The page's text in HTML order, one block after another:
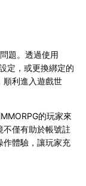
題。透過使用
定，或更換綁定的
順利進入遊戲世
的玩家來
不僅有助於帳號註
作體驗，讓玩家充